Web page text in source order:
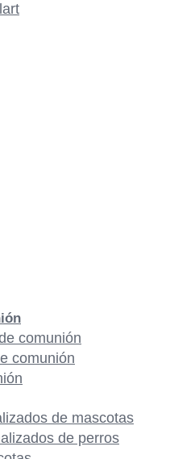
comunión
comunión
de mascotas
de perros